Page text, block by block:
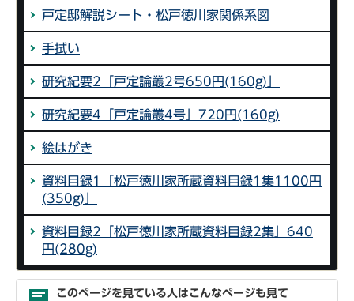
戸定邸解説シート・松戸徳川家関係系図
手拭い
研究紀要2「戸定論叢2号650円(160g)」
研究紀要4「戸定論叢4号」720円(160g)
絵はがき
資料目録1「松戸徳川家所蔵資料目録1集1100円
(350g)」
資料目録2「松戸徳川家所蔵資料目録2集」640
円(280g)
このページを見ている人はこんなページも見て